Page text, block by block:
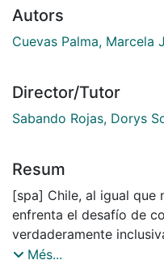
Autors
Cuevas Palma, Marcela
Director/Tutor
Sabando Rojas, Dorys
Resum
[spa] Chile, al igual que
enfrenta el desafío de
verdaderamente
estudiantes tengan las
Més...